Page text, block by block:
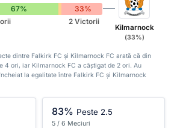
67% 33%
2 Victorii
Kilmarnock
(33%)
dintre Falkirk FC și Kilmarnock FC arată că din
4 ori, iar Kilmarnock FC a câștigat de 2 ori. Au
la egalitate între Falkirk FC și Kilmarnock
83% Peste 2.5
5 / 6 Meciuri